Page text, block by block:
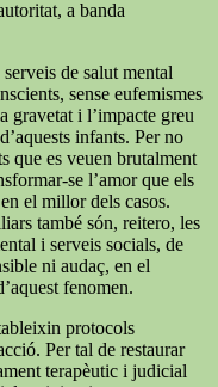
a banda
de salut mental
sense eufemismes
gravetat i l’impacte greu
infants. Per no
que es veuen brutalment
se l’amor que els
el millor dels casos.
també són, reitero, les
i serveis socials, de
ni audaç, en el
fenomen.
protocols
Per tal de restaurar
terapèutic i judicial